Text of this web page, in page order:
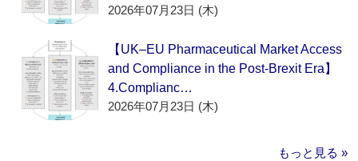
2026年07月23日 (木)
【UK–EU Pharmaceutical Market Access
and Compliance in the Post-Brexit Era】
4.Complianc…
2026年07月23日 (木)
もっと見る »